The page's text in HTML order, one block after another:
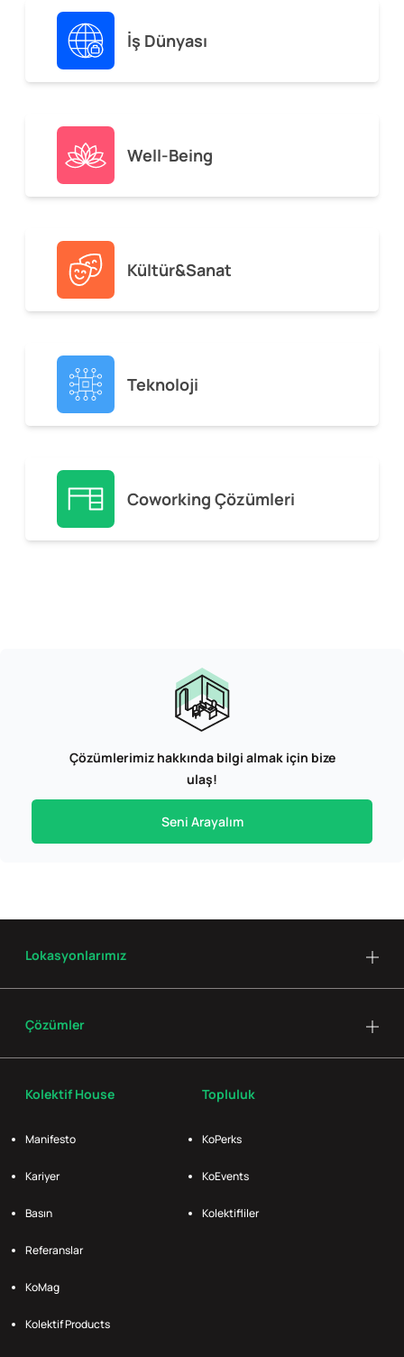
İş Dünyası
Well-Being
Kültür&Sanat
Teknoloji
Coworking Çözümleri
Çözümlerimiz hakkında bilgi almak için bize
ulaş!
Seni Arayalım
Kolektif House
Manifesto
Kariyer
Basın
Referanslar
KoMag
Kolektif Products
Topluluk
KoPerks
KoEvents
Kolektifliler
Lokasyonlarımız
Çözümler